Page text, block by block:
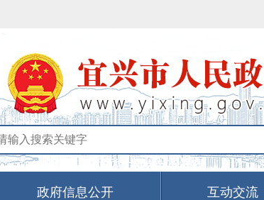
政府信息公开 互动交流